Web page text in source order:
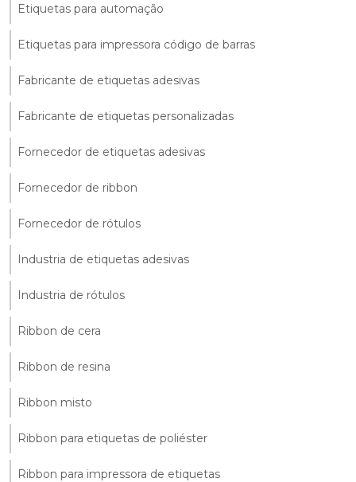
Etiquetas para automação
Etiquetas para impressora código de barras
Fabricante de etiquetas adesivas
Fabricante de etiquetas personalizadas
Fornecedor de etiquetas adesivas
Fornecedor de ribbon
Fornecedor de rótulos
Industria de etiquetas adesivas
Industria de rótulos
Ribbon de cera
Ribbon de resina
Ribbon misto
Ribbon para etiquetas de poliéster
Ribbon para impressora de etiquetas